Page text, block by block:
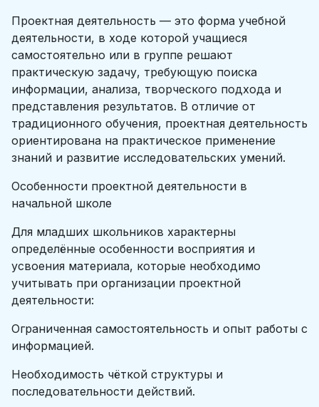
Проектная деятельность — это форма учебной
деятельности, в ходе которой учащиеся
самостоятельно или в группе решают
практическую задачу, требующую поиска
информации, анализа, творческого подхода и
представления результатов. В отличие от
традиционного обучения, проектная деятельность
ориентирована на практическое применение
знаний и развитие исследовательских умений.
Особенности проектной деятельности в
начальной школе
Для младших школьников характерны
определённые особенности восприятия и
усвоения материала, которые необходимо
учитывать при организации проектной
деятельности:
Ограниченная самостоятельность и опыт работы с
информацией.
Необходимость чёткой структуры и
последовательности действий.